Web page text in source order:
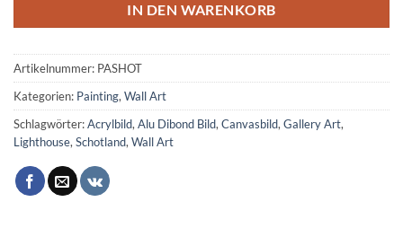
IN DEN WARENKORB
Artikelnummer: PASHOT
Kategorien: Painting, Wall Art
Schlagwörter:Acrylbild, Alu Dibond Bild, Canvasbild, Gallery Art,
Lighthouse, Schotland, Wall Art